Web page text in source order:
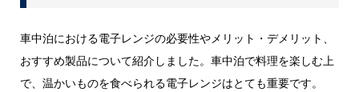
車中泊における電子レンジの必要性やメリット・デメリット、
おすすめ製品について紹介しました。車中泊で料理を楽しむ上
で、温かいものを食べられる電子レンジはとても重要です。